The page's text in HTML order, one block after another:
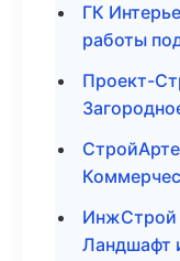
ГК
работы
Проект-
ИнжСтрой
Ландшафт